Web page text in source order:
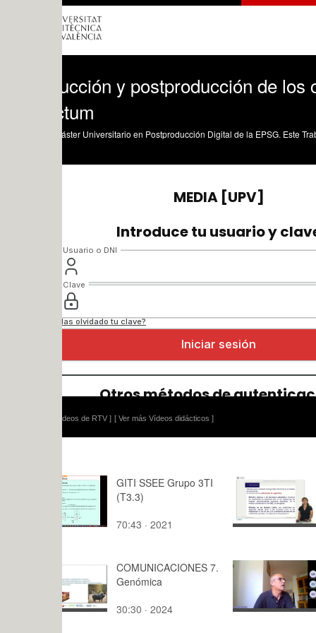
y postproducción de los
[ Ver más Vídeos didácticos ]
GITI SSEE Grupo 3TI
(T3.3)
70:43 · 2021
Método
Límite
9:13 · 2015
COMUNICACIONES 7.
Genómica
30:30 · 2024
Modulo 6
66:30 ·